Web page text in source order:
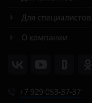
Для специалистов
О компании
+7 929 053-37-37